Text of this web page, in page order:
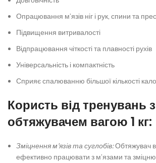
Опрацювання м’язів ніг і рук, спини та
Підвищення витривалості
Відпрацювання чіткості та плавності рухів
Універсальність і компактність
Сприяє спалюванню більшої кількості
Користь від тренувань з
обтяжувачем вагою 1 кг:
Зміцнення м’язів та суглобів:Обтяжувач
ефективно працювати з м’язами та